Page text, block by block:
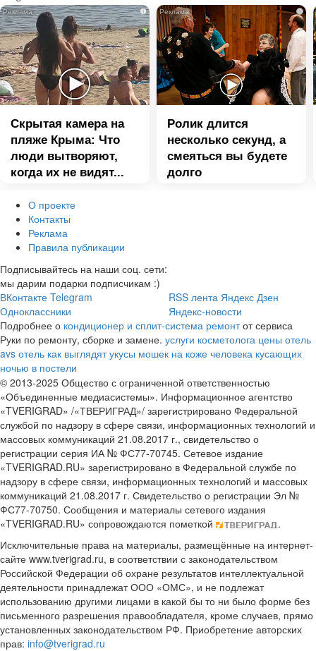
i
Скрытая камера на
пляже Крыма: Что
люди вытворяют,
когда их не видят...
i
Ролик длится
несколько секунд, а
смеяться вы будете
долго
О проекте
Контакты
Реклама
Правила публикации
Подписывайтесь на наши соц. сети:
мы дарим подарки подписчикам :)
ВКонтакте Telegram
Одноклассники
RSS лента Яндекс Дзен
Яндекс-новости
Подробнее о кондиционер и сплит-система ремонтот сервиса
Руки по ремонту, сборке и замене. услуги косметолога цены отель
avs отель как выглядят укусы мошек на коже человека кусающих
ночью в постели
© 2013-2025 Общество с ограниченной ответственностью
«Объединенные медиасистемы». Информационное агентство
«TVERIGRAD» /«ТВЕРИГРАД»/ зарегистрировано Федеральной
службой по надзору в сфере связи, информационных технологий и
массовых коммуникаций 21.08.2017 г., свидетельство о
регистрации серия ИА № ФС77-70745. Сетевое издание
«TVERIGRAD.RU» зарегистрировано в Федеральной службе по
надзору в сфере связи, информационных технологий и массовых
коммуникаций 21.08.2017 г. Свидетельство о регистрации Эл №
ФС77-70750. Сообщения и материалы сетевого издания
«TVERIGRAD.RU» сопровождаются пометкой
.
Исключительные права на материалы, размещённые на интернет-
сайте www.tverigrad.ru, в соответствии с законодательством
Российской Федерации об охране результатов интеллектуальной
деятельности принадлежат ООО «ОМС», и не подлежат
использованию другими лицами в какой бы то ни было форме без
письменного разрешения правообладателя, кроме случаев, прямо
установленных законодательством РФ. Приобретение авторских
прав: info@tverigrad.ru